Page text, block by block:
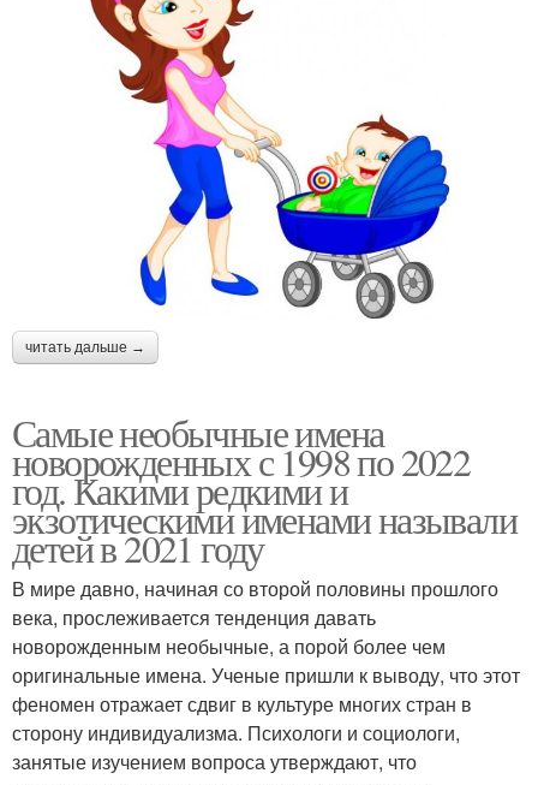
читать дальше →
Самые необычные имена
новорожденных с 1998 по 2022
год. Какими редкими и
экзотическими именами называли
детей в 2021 году
В мире давно, начиная со второй половины прошлого
века, прослеживается тенденция давать
новорожденным необычные, а порой более чем
оригинальные имена. Ученые пришли к выводу, что этот
феномен отражает сдвиг в культуре многих стран в
сторону индивидуализма. Психологи и социологи,
занятые изучением вопроса утверждают, что